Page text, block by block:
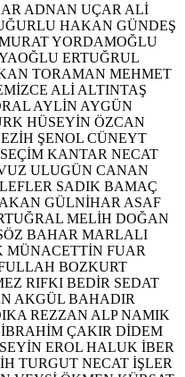
ADNAN UÇAR ALİ
HAKAN GÜNDEŞ
YORDAMOĞLU
ERTUĞRUL
TORAMAN MEHMET
ALİ ALTINTAŞ
AYLİN AYGÜN
HÜSEYİN ÖZCAN
ŞENOL CÜNEYT
SEÇİM KANTAR NECAT
ULUGÜN CANAN
SADIK BAMAÇ
GÜLNİHAR ASAF
MELİH DOĞAN
BAHAR MARLALI
MÜNACETTİN FUAR
BOZKURT
RIFKI BEDİR SEDAT
AKGÜL BAHADIR
REZZAN ALP NAMIK
İBRAHİM ÇAKIR DİDEM
EROL HALUK İBER
TURGUT NECAT İŞLER